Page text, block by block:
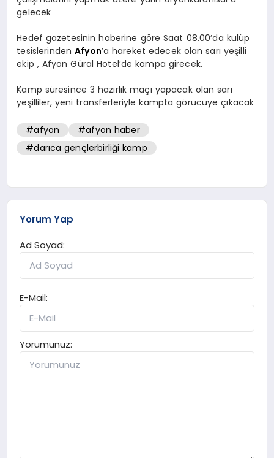
gelecek
Hedef gazetesinin haberine göre Saat 08.00’da kulüp
tesislerindenAfyon’a hareket edecek olan sarı yeşilli
ekip , Afyon Güral Hotel’de kampa girecek.
Kamp süresince 3 hazırlık maçı yapacak olan sarı
yeşilliler, yeni transferleriyle kampta görücüye çıkacak
#afyon
#afyon haber
#darıca gençlerbirliği kamp
Yorum Yap
Ad Soyad:
E-Mail:
Yorumunuz: